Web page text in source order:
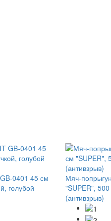
0401 45 см
голубой
Мяч-
"SUPER",
(антивзрыв)